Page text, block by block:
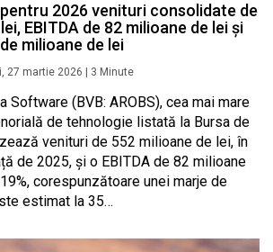
2026 venituri consolidate de
EBITDA de 82 milioane de lei și
milioane de lei
27 martie 2026 3 Minute
Software (BVB: AROBS), cea mai mare
de tehnologie listată la Bursa de
venituri de 552 milioane de lei, în
de 2025, și o EBITDA de 82 milioane
corespunzătoare unei marje de
estimat la 35…